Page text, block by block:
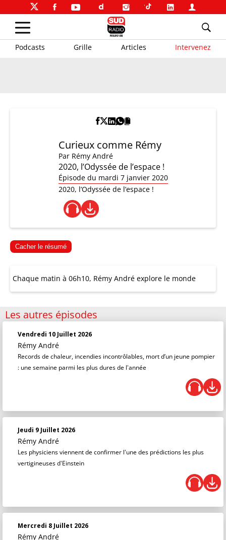
Podcasts Grille Articles Intervenez
Curieux comme Rémy
Par Rémy André
2020, l’Odyssée de l’espace !
Épisode du mardi 7 janvier 2020
2020, l’Odyssée de l’espace !
Cacher le résumé
Chaque matin à 06h10, Rémy André explore le monde
Les autres épisodes
Vendredi 10 Juillet 2026
Rémy André
Records de chaleur, incendies incontrôlables, mort d’un jeune pompier
: une semaine parmi les plus dures de l'année
Jeudi 9 Juillet 2026
Rémy André
Les physiciens viennent de confirmer l'une des prédictions les plus
vertigineuses d'Einstein
Mercredi 8 Juillet 2026
Rémy André